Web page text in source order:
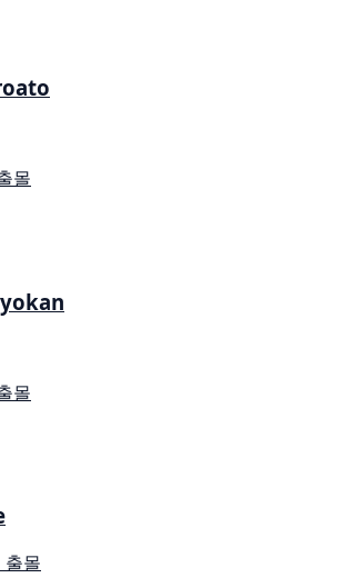
몰
몰
출몰